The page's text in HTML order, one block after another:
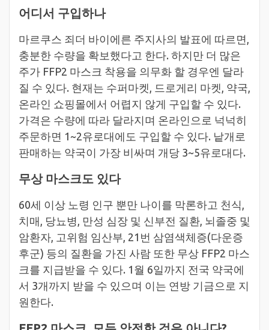
어디서 구입하나
마르쿠스 죄더 바이에른 주지사의 발표에 따르면,
충분한 수량을 확보했다고 한다. 하지만 더 많은
주가 FFP2 마스크 착용을 의무화 할 경우엔 달라
질 수 있다. 현재는 수퍼마켓, 드로게리 마켓, 약국,
온라인 쇼핑몰에서 어렵지 않게 구입할 수 있다.
가격은 수량에 따라 달라지며 온라인으로 넉넉히
주문하면 1~2유로대에도 구입할 수 있다. 낱개로
판매하는 약국이 가장 비싸며 개당 3~5유로대다.
무상 마스크도 있다
60세 이상 노령 인구 뿐만 나이를 막론하고 천식,
치매, 당뇨병, 만성 심장 및 신부전 질환, 뇌졸중 및
암환자, 고위험 임산부, 21번 삼염색체증(다운증
후군) 등의 질환을 가진 사람 또한 무상 FFP2 마스
크를 지급받을 수 있다. 1월 6일까지 전국 약국에
서 3개까지 받을 수 있으며 이는 연방 기금으로 지
원한다.